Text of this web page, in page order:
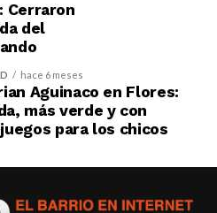
Cerraron
del
hace 6 meses
Aguinaco en Flores:
más verde y con
para los chicos